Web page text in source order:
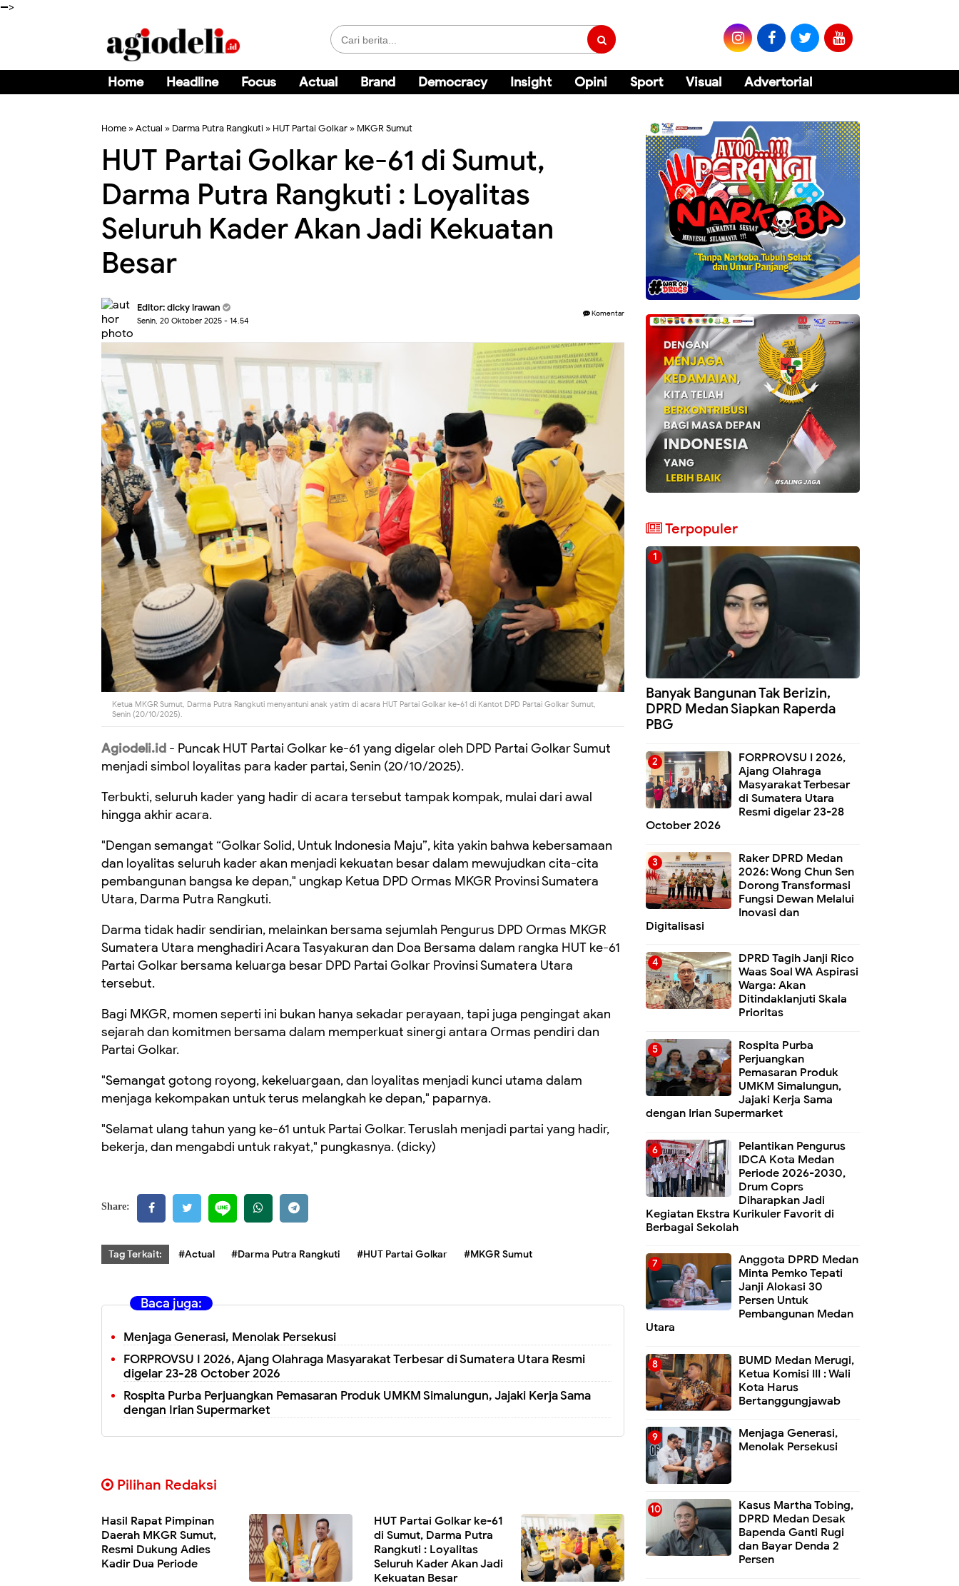
-->
Home Headline Focus Actual Brand Democracy Insight Opini Sport Visual Advertorial
Home »Actual » Darma Putra Rangkuti » HUT Partai Golkar » MKGR Sumut
HUT Partai Golkar ke-61 di Sumut,
Darma Putra Rangkuti : Loyalitas
Seluruh Kader Akan Jadi Kekuatan
Besar
Editor:dicky irawan
Senin, 20 Oktober 2025 - 14.54
Komentar
Ketua MKGR Sumut, Darma Putra Rangkuti menyantuni anak yatim di acara HUT Partai Golkar ke-61 di Kantot DPD Partai Golkar Sumut,
Senin (20/10/2025).
Agiodeli.id - Puncak HUT Partai Golkar ke-61 yang digelar oleh DPD Partai Golkar Sumut
menjadi simbol loyalitas para kader partai, Senin (20/10/2025).
Terbukti, seluruh kader yang hadir di acara tersebut tampak kompak, mulai dari awal
hingga akhir acara.
"Dengan semangat “Golkar Solid, Untuk Indonesia Maju”, kita yakin bahwa kebersamaan
dan loyalitas seluruh kader akan menjadi kekuatan besar dalam mewujudkan cita-cita
pembangunan bangsa ke depan," ungkap Ketua DPD Ormas MKGR Provinsi Sumatera
Utara, Darma Putra Rangkuti.
Darma tidak hadir sendirian, melainkan bersama sejumlah Pengurus DPD Ormas MKGR
Sumatera Utara menghadiri Acara Tasyakuran dan Doa Bersama dalam rangka HUT ke-61
Partai Golkar bersama keluarga besar DPD Partai Golkar Provinsi Sumatera Utara
tersebut.
Bagi MKGR, momen seperti ini bukan hanya sekadar perayaan, tapi juga pengingat akan
sejarah dan komitmen bersama dalam memperkuat sinergi antara Ormas pendiri dan
Partai Golkar.
"Semangat gotong royong, kekeluargaan, dan loyalitas menjadi kunci utama dalam
menjaga kekompakan untuk terus melangkah ke depan," paparnya.
"Selamat ulang tahun yang ke-61 untuk Partai Golkar. Teruslah menjadi partai yang hadir,
bekerja, dan mengabdi untuk rakyat," pungkasnya. (dicky)
Share:
Tag Terkait: #Actual #Darma Putra Rangkuti #HUT Partai Golkar #MKGR Sumut
Baca juga:
Menjaga Generasi, Menolak Persekusi
FORPROVSU I 2026, Ajang Olahraga Masyarakat Terbesar di Sumatera Utara Resmi
digelar 23-28 October 2026
Rospita Purba Perjuangkan Pemasaran Produk UMKM Simalungun, Jajaki Kerja Sama
dengan Irian Supermarket
Pilihan Redaksi
Hasil Rapat Pimpinan
Daerah MKGR Sumut,
Resmi Dukung Adies
Kadir Dua Periode
HUT Partai Golkar ke-61
di Sumut, Darma Putra
Rangkuti : Loyalitas
Seluruh Kader Akan Jadi
Kekuatan Besar
Terpopuler
Banyak Bangunan Tak Berizin,
DPRD Medan Siapkan Raperda
PBG
FORPROVSU I 2026,
Ajang Olahraga
Masyarakat Terbesar
di Sumatera Utara
Resmi digelar 23-28
October 2026
Raker DPRD Medan
2026: Wong Chun Sen
Dorong Transformasi
Fungsi Dewan Melalui
Inovasi dan
Digitalisasi
DPRD Tagih Janji Rico
Waas Soal WA Aspirasi
Warga: Akan
Ditindaklanjuti Skala
Prioritas
Rospita Purba
Perjuangkan
Pemasaran Produk
UMKM Simalungun,
Jajaki Kerja Sama
dengan Irian Supermarket
Pelantikan Pengurus
IDCA Kota Medan
Periode 2026-2030,
Drum Coprs
Diharapkan Jadi
Kegiatan Ekstra Kurikuler Favorit di
Berbagai Sekolah
Anggota DPRD Medan
Minta Pemko Tepati
Janji Alokasi 30
Persen Untuk
Pembangunan Medan
Utara
BUMD Medan Merugi,
Ketua Komisi III : Wali
Kota Harus
Bertanggungjawab
Menjaga Generasi,
Menolak Persekusi
Kasus Martha Tobing,
DPRD Medan Desak
Bapenda Ganti Rugi
dan Bayar Denda 2
Persen